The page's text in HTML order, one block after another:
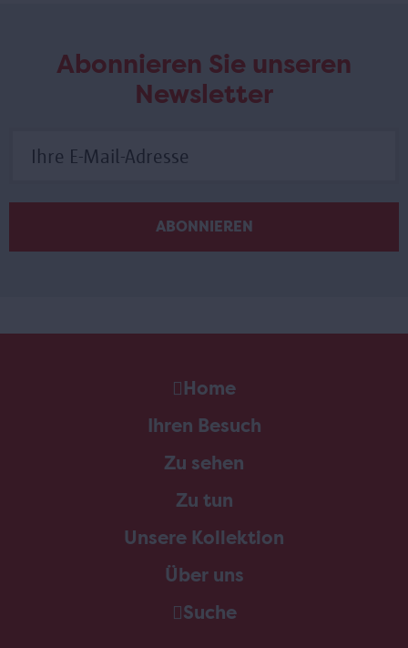
Abonnieren Sie unseren
Newsletter
Home
Ihren Besuch
Zu sehen
Zu tun
Unsere Kollektion
Über uns
Suche